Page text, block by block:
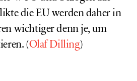
die EU werden daher in
wichtiger denn je, um
(Olaf Dilling)